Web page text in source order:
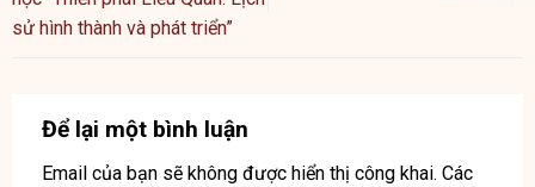
sử hình thành và phát triển”
Để lại một bình luận
Email của bạn sẽ không được hiển thị công khai. Các